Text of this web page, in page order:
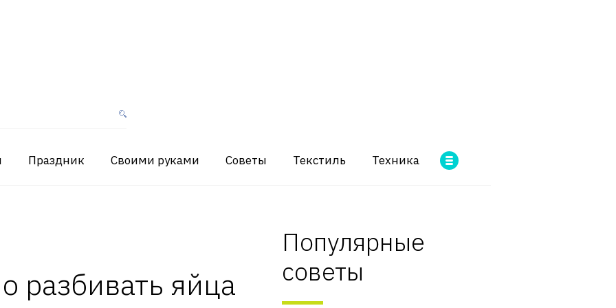
Праздник Своими руками Советы Текстиль Техника
разбивать яйца
Популярные
советы